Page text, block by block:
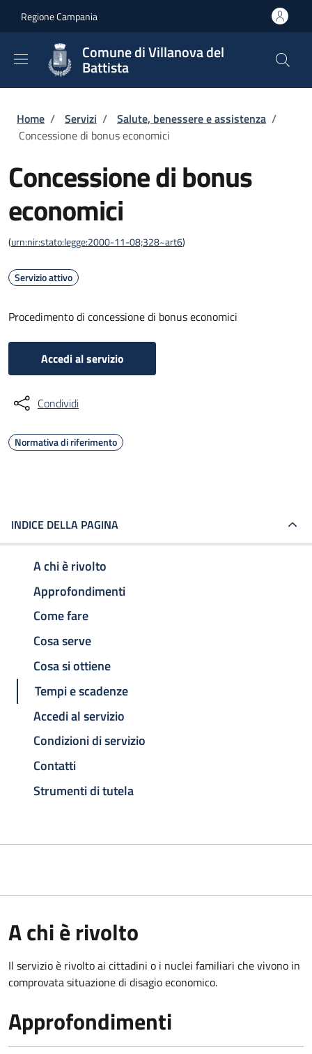
Regione Campania
Comune di Villanova del
Battista
Briciole di pane
Home / Servizi / Salute, benessere e assistenza /
Concessione di bonus economici
Concessione di bonus
economici
(urn:nir:stato:legge:2000-11-08;328~art6)
Servizio attivo
Procedimento di concessione di bonus economici
Accedi al servizio
Condividi
Normativa di riferimento
INDICE DELLA PAGINA
A chi è rivolto
Approfondimenti
Come fare
Cosa serve
Cosa si ottiene
Tempi e scadenze
Accedi al servizio
Condizioni di servizio
Contatti
Strumenti di tutela
A chi è rivolto
Il servizio è rivolto ai cittadini o i nuclei familiari che vivono in
comprovata situazione di disagio economico.
Approfondimenti